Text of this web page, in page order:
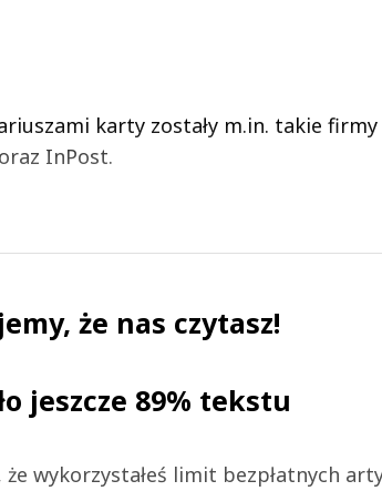
karty zostały m.in. takie firmy
InPost.
że nas czytasz!
jeszcze 89% tekstu
wykorzystałeś limit bezpłatnych